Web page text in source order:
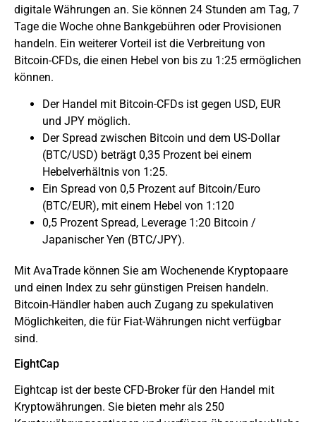
digitale Währungen an. Sie können 24 Stunden am Tag, 7
Tage die Woche ohne Bankgebühren oder Provisionen
handeln. Ein weiterer Vorteil ist die Verbreitung von
Bitcoin-CFDs, die einen Hebel von bis zu 1:25 ermöglichen
können.
Der Handel mit Bitcoin-CFDs ist gegen USD, EUR
und JPY möglich.
Der Spread zwischen Bitcoin und dem US-Dollar
(BTC/USD) beträgt 0,35 Prozent bei einem
Hebelverhältnis von 1:25.
Ein Spread von 0,5 Prozent auf Bitcoin/Euro
(BTC/EUR), mit einem Hebel von 1:120
0,5 Prozent Spread, Leverage 1:20 Bitcoin /
Japanischer Yen (BTC/JPY).
Mit AvaTrade können Sie am Wochenende Kryptopaare
und einen Index zu sehr günstigen Preisen handeln.
Bitcoin-Händler haben auch Zugang zu spekulativen
Möglichkeiten, die für Fiat-Währungen nicht verfügbar
sind.
EightCap
Eightcap ist der beste CFD-Broker für den Handel mit
Kryptowährungen. Sie bieten mehr als 250